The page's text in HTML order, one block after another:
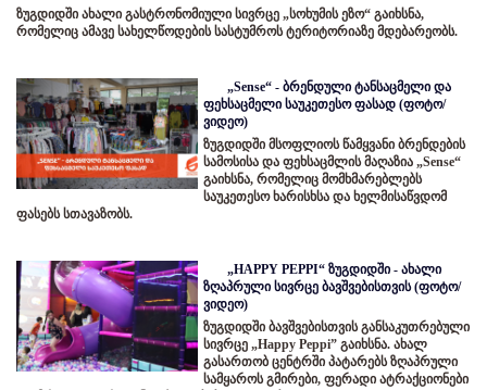
ზუგდიდში ახალი გასტრონომიული სივრცე „სოხუმის ეზო“ გაიხსნა,
რომელიც ამავე სახელწოდების სასტუმროს ტერიტორიაზე მდებარეობს.
„Sense“ - ბრენდული ტანსაცმელი და
ფეხსაცმელი საუკეთესო ფასად (ფოტო/
ვიდეო)
ზუგდიდში მსოფლიოს წამყვანი ბრენდების
სამოსისა და ფეხსაცმლის მაღაზია „Sense“
გაიხსნა, რომელიც მომხმარებლებს
საუკეთესო ხარისხსა და ხელმისაწვდომ
ფასებს სთავაზობს.
„HAPPY PEPPI“ ზუგდიდში - ახალი
ზღაპრული სივრცე ბავშვებისთვის (ფოტო/
ვიდეო)
ზუგდიდში ბავშვებისთვის განსაკუთრებული
სივრცე „Happy Peppi” გაიხსნა. ახალ
გასართობ ცენტრში პატარებს ზღაპრული
სამყაროს გმირები, ფერადი ატრაქციონები